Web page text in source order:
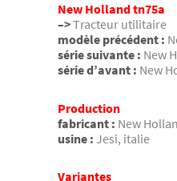
New Holland tn75a
–>Tracteur utilitaire
modèle précédent :
série suivante : New
série d’avant : New
Production
fabricant : New
usine : Jesi, italie
Variantes